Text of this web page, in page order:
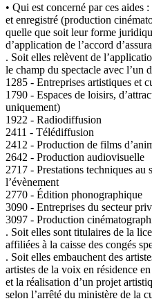
• Qui est concerné par ces aides
et enregistré (production
quelle que soit leur forme
d’application de l’accord
. Soit elles relèvent de
le champ du spectacle avec l’un
1285 - Entreprises artistiques et
1790 - Espaces de loisirs,
uniquement)
1922 - Radiodiffusion
2411 - Télédiffusion
2412 - Production de films
2642 - Production audiovisuelle
2717 - Prestations techniques au
l’évènement
2770 - Édition phonographique
3090 - Entreprises du secteur
3097 - Production
. Soit elles sont titulaires de la
affiliées à la caisse des congés
. Soit elles embauchent des
artistes de la voix en résidence
et la réalisation d’un projet
selon l’arrêté du ministère de la